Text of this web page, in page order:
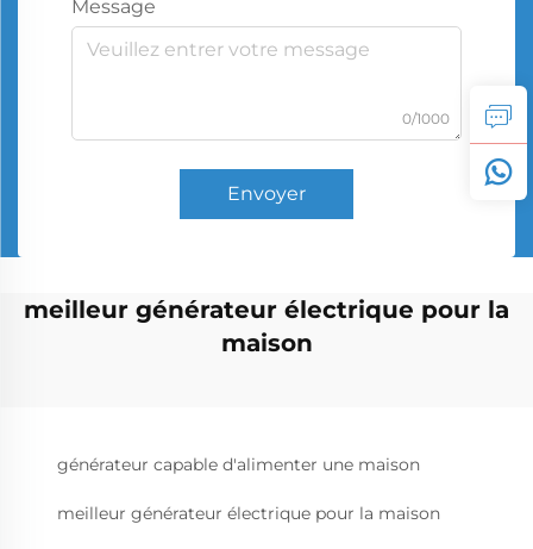
Message
0/1000
Envoyer
meilleur générateur électrique pour la
maison
générateur capable d'alimenter une maison
meilleur générateur électrique pour la maison